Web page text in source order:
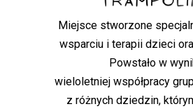
Miejsce stworzone
wsparciu i terapii dzieci
Powstało w
wieloletniej współpracy
z różnych dziedzin,